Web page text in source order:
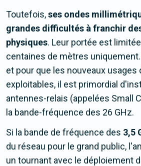
Toutefois,ses ondes
grandes difficultés à franchir
physiques. Leur portée est
centaines de mètres
et pour que les nouveaux usages
exploitables, il est primordial
antennes-relais (appelées Small
la bande-fréquence des 26 GHz.
Si la bande de fréquence des 3,5
du réseau pour le grand public,
un tournant avec le déploiement